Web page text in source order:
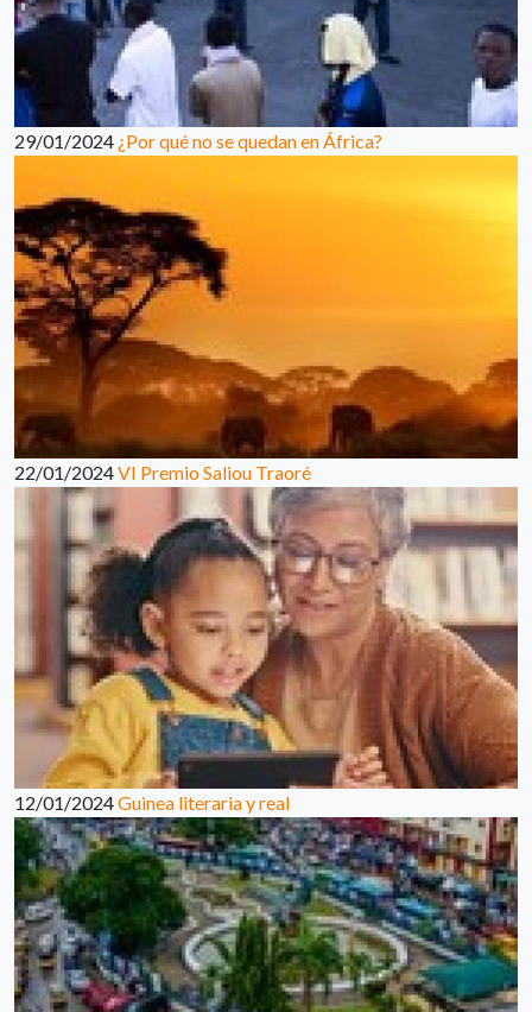
29/01/2024 ¿Por qué no se quedan en África?
22/01/2024VI Premio Saliou Traoré
12/01/2024Guinea literaria y real